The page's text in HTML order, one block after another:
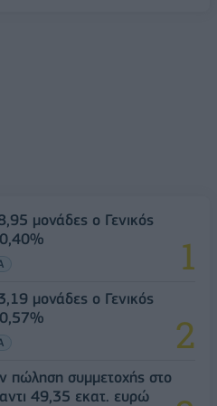
μονάδες ο Γενικός
μονάδες ο Γενικός
πώληση συμμετοχής στο
49,35 εκατ. ευρώ